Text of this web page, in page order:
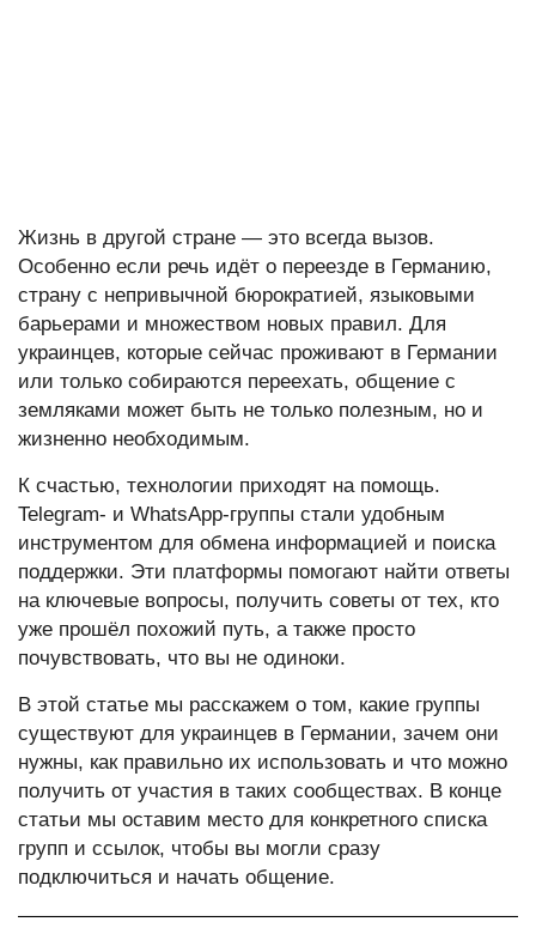
Жизнь в другой стране — это всегда вызов.
Особенно если речь идёт о переезде в Германию,
страну с непривычной бюрократией, языковыми
барьерами и множеством новых правил. Для
украинцев, которые сейчас проживают в Германии
или только собираются переехать, общение с
земляками может быть не только полезным, но и
жизненно необходимым.
К счастью, технологии приходят на помощь.
Telegram- и WhatsApp-группы стали удобным
инструментом для обмена информацией и поиска
поддержки. Эти платформы помогают найти ответы
на ключевые вопросы, получить советы от тех, кто
уже прошёл похожий путь, а также просто
почувствовать, что вы не одиноки.
В этой статье мы расскажем о том, какие группы
существуют для украинцев в Германии, зачем они
нужны, как правильно их использовать и что можно
получить от участия в таких сообществах. В конце
статьи мы оставим место для конкретного списка
групп и ссылок, чтобы вы могли сразу
подключиться и начать общение.